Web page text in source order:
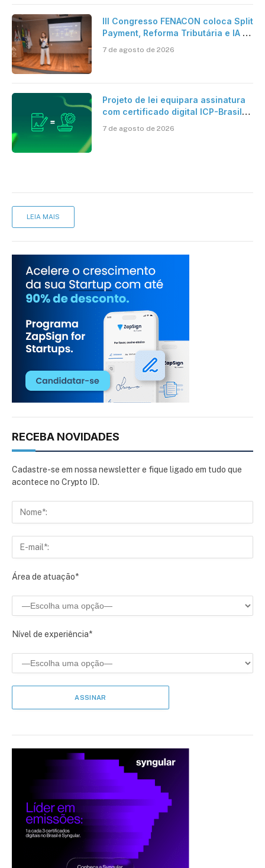
III Congresso FENACON coloca Split
Payment, Reforma Tributária e IA no
7 de agosto de 2026
Projeto de lei equipara assinatura
com certificado digital ICP-Brasil
cartório
7 de agosto de 2026
LEIA MAIS
RECEBA NOVIDADES
Cadastre-se em nossa newsletter e fique ligado em tudo que
acontece no Crypto ID.
Área de atuação*
Nível de experiência*